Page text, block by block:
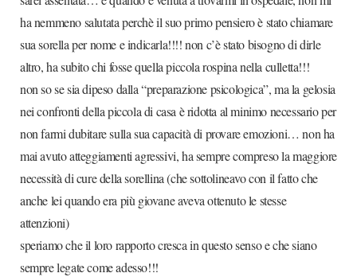
ha nemmeno salutata perchè il suo primo pensiero è stato chiamare
sua sorella per nome e indicarla!!!! non c’è stato bisogno di dirle
altro, ha subito chi fosse quella piccola rospina nella culletta!!!
non so se sia dipeso dalla “preparazione psicologica”, ma la gelosia
nei confronti della piccola di casa è ridotta al minimo necessario per
non farmi dubitare sulla sua capacità di provare emozioni… non ha
mai avuto atteggiamenti agressivi, ha sempre compreso la maggiore
necessità di cure della sorellina (che sottolineavo con il fatto che
anche lei quando era più giovane aveva ottenuto le stesse
attenzioni)
speriamo che il loro rapporto cresca in questo senso e che siano
sempre legate come adesso!!!